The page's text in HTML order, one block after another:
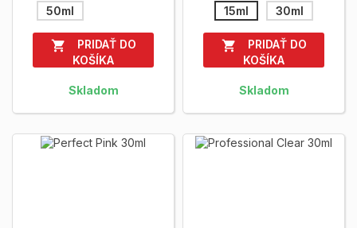
50ml

PRIDAŤ DO
KOŠÍKA
Skladom
15ml 30ml

PRIDAŤ DO
KOŠÍKA
Skladom